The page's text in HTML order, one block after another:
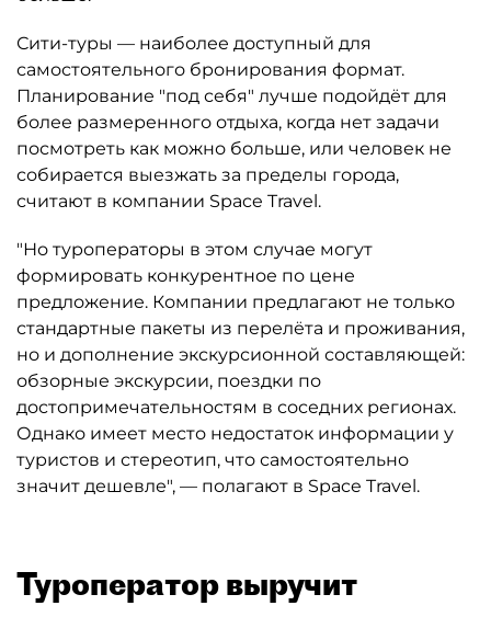
Сити-туры — наиболее доступный для
самостоятельного бронирования формат.
Планирование "под себя" лучше подойдёт для
более размеренного отдыха, когда нет задачи
посмотреть как можно больше, или человек не
собирается выезжать за пределы города,
считают в компании Space Travel.
"Но туроператоры в этом случае могут
формировать конкурентное по цене
предложение. Компании предлагают не только
стандартные пакеты из перелёта и проживания,
но и дополнение экскурсионной составляющей:
обзорные экскурсии, поездки по
достопримечательностям в соседних регионах.
Однако имеет место недостаток информации у
туристов и стереотип, что самостоятельно
значит дешевле", — полагают в Space Travel.
Туроператор выручит